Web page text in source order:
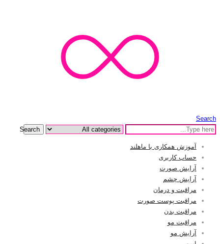
Search
Search
آموزش همکاری با ماهلند
حساب کاربری
آرایش صورت
آرایش چشم
مراقبت و درمان
مراقبت پوست صورت
مراقبت بدن
مراقبت مو
آرایش مو